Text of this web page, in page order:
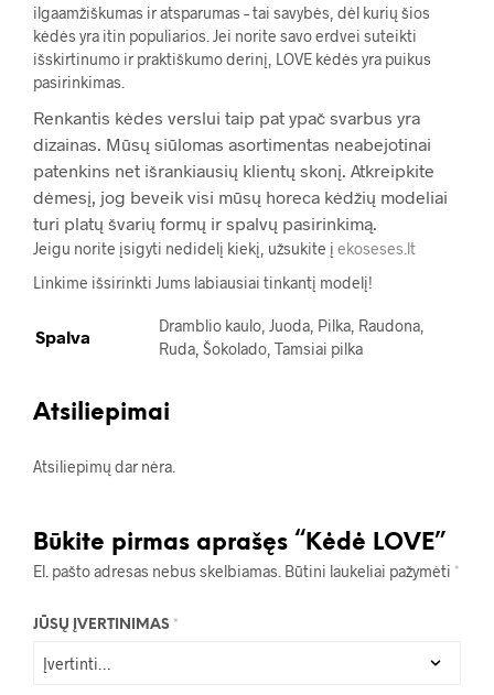
ilgaamžiškumas ir atsparumas – tai savybės, dėl kurių šios
kėdės yra itin populiarios. Jei norite savo erdvei suteikti
išskirtinumo ir praktiškumo derinį, LOVE kėdės yra puikus
pasirinkimas.
Renkantis kėdes verslui taip pat ypač svarbus yra
dizainas. Mūsų siūlomas asortimentas neabejotinai
patenkins net išrankiausių klientų skonį. Atkreipkite
dėmesį, jog beveik visi mūsų horeca kėdžių modeliai
turi platų švarių formų ir spalvų pasirinkimą.
Jeigu norite įsigyti nedidelį kiekį, užsukite į ekoseses.lt
Linkime išsirinkti Jums labiausiai tinkantį modelį!
Spalva
Dramblio kaulo, Juoda, Pilka, Raudona,
Ruda, Šokolado, Tamsiai pilka
Atsiliepimai
Atsiliepimų dar nėra.
Būkite pirmas aprašęs “Kėdė LOVE”
El. pašto adresas nebus skelbiamas. Būtini laukeliai pažymėti *
JŪSŲ ĮVERTINIMAS *